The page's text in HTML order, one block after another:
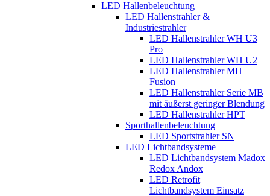
LED Hallenbeleuchtung
LED Hallenstrahler &
Industriestrahler
LED Hallenstrahler WH U3
Pro
LED Hallenstrahler WH U2
LED Hallenstrahler MH
Fusion
LED Hallenstrahler Serie MB
mit äußerst geringer Blendung
LED Hallenstrahler HPT
Sporthallenbeleuchtung
LED Sportstrahler SN
LED Lichtbandsysteme
LED Lichtbandsystem Madox
Redox Andox
LED Retrofit
Lichtbandsystem Einsatz